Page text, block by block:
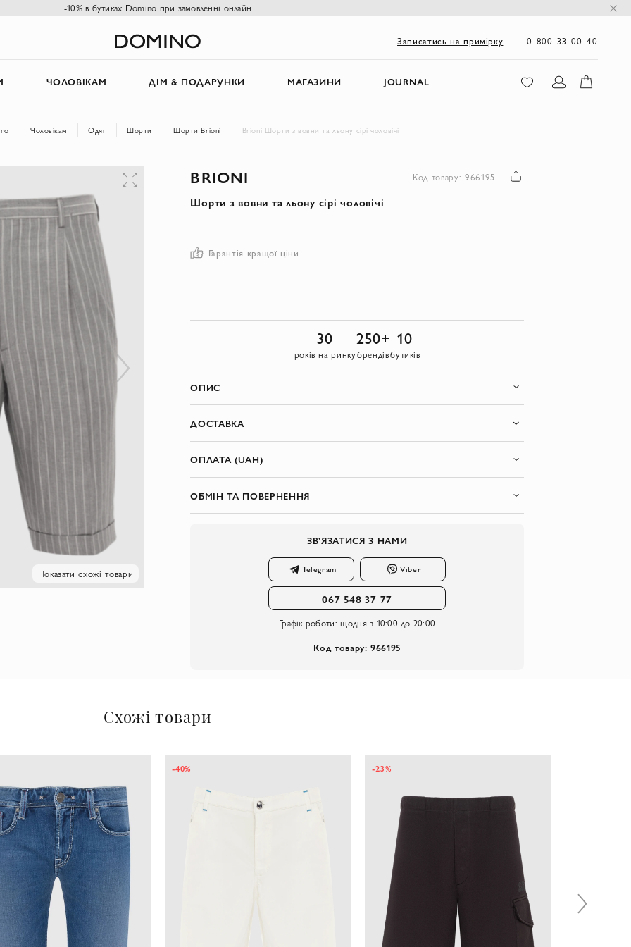
-10% в бутиках Domino при замовленні онлайн
Записатись на примірку 0 800 33 00 40
ЧОЛОВІКАМ ДІМ & ПОДАРУНКИ МАГАЗИНИ JOURNAL
Чоловікам Одяг Шорти Шорти Brioni Brioni Шорти з вовни та льону сірі чоловічі
Показати схожі товари
BRIONI Код товару: 966195
Шорти з вовни та льону сірі чоловічі
Гарантія кращої ціни
30
років на ринку
250+
брендів
10
бутиків
ОПИС
ДОСТАВКА
ОПЛАТА (UAH)
ОБМІН ТА ПОВЕРНЕННЯ
ЗВ’ЯЗАТИСЯ З НАМИ
Telegram Viber
067 548 37 77
Графік роботи: щодня з 10:00 до 20:00
Код товару: 966195
Схожі товари
-40% -23%